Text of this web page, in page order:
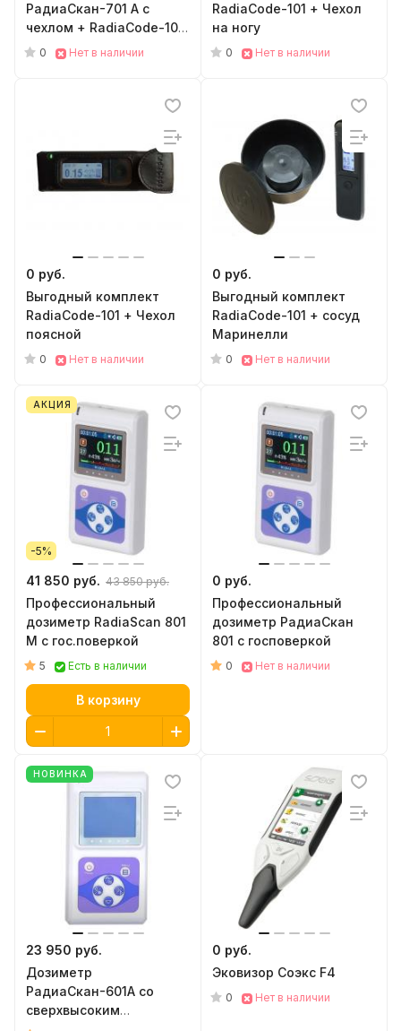
РадиаСкан-701 А с
чехлом + RadiaCode-101
с чехлом (на пояс)
0 Нет в наличии
RadiaCode-101 + Чехол
на ногу
0 Нет в наличии
0 руб.
Выгодный комплект
RadiaCode-101 + Чехол
поясной
0 Нет в наличии
0 руб.
Выгодный комплект
RadiaCode-101 + сосуд
Маринелли
0 Нет в наличии
АКЦИЯ
-5%
41 850 руб. 43 850 руб.
Профессиональный
дозиметр RadiaScan 801
M с гос.поверкой
5 Есть в наличии
В корзину
0 руб.
Профессиональный
дозиметр РадиаСкан
801 с госповеркой
0 Нет в наличии
НОВИНКА
23 950 руб.
Дозиметр
РадиаСкан-601А со
сверхвысоким
0 руб.
Эковизор Соэкс F4
0 Нет в наличии